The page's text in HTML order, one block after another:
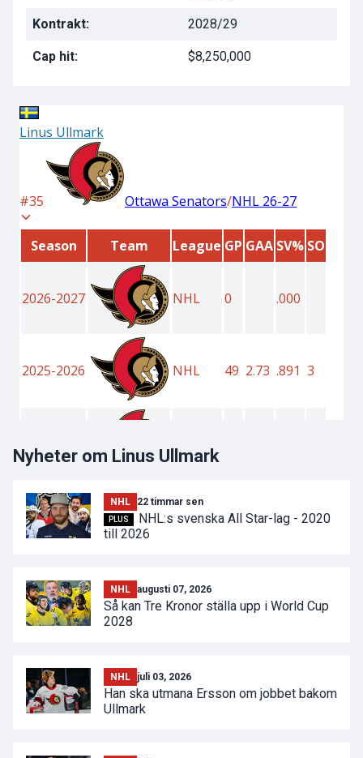
Kontrakt: 2028/29
Cap hit: $8,250,000
Nyheter om Linus Ullmark
NHL 22 timmar sen
PLUS
NHL:s svenska All Star-lag - 2020
till 2026
NHL augusti 07, 2026
Så kan Tre Kronor ställa upp i World Cup
2028
NHL juli 03, 2026
Han ska utmana Ersson om jobbet bakom
Ullmark